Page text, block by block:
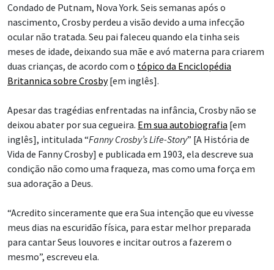
Condado de Putnam, Nova York. Seis semanas após o
nascimento, Crosby perdeu a visão devido a uma infecção
ocular não tratada. Seu pai faleceu quando ela tinha seis
meses de idade, deixando sua mãe e avó materna para criarem
duas crianças, de acordo com o tópico da Enciclopédia
Britannica sobre Crosby[em inglês].
Apesar das tragédias enfrentadas na infância, Crosby não se
deixou abater por sua cegueira. Em sua autobiografia [em
inglês], intitulada “Fanny Crosby’s Life-Story” [A História de
Vida de Fanny Crosby] e publicada em 1903, ela descreve sua
condição não como uma fraqueza, mas como uma força em
sua adoração a Deus.
“Acredito sinceramente que era Sua intenção que eu vivesse
meus dias na escuridão física, para estar melhor preparada
para cantar Seus louvores e incitar outros a fazerem o
mesmo”, escreveu ela.